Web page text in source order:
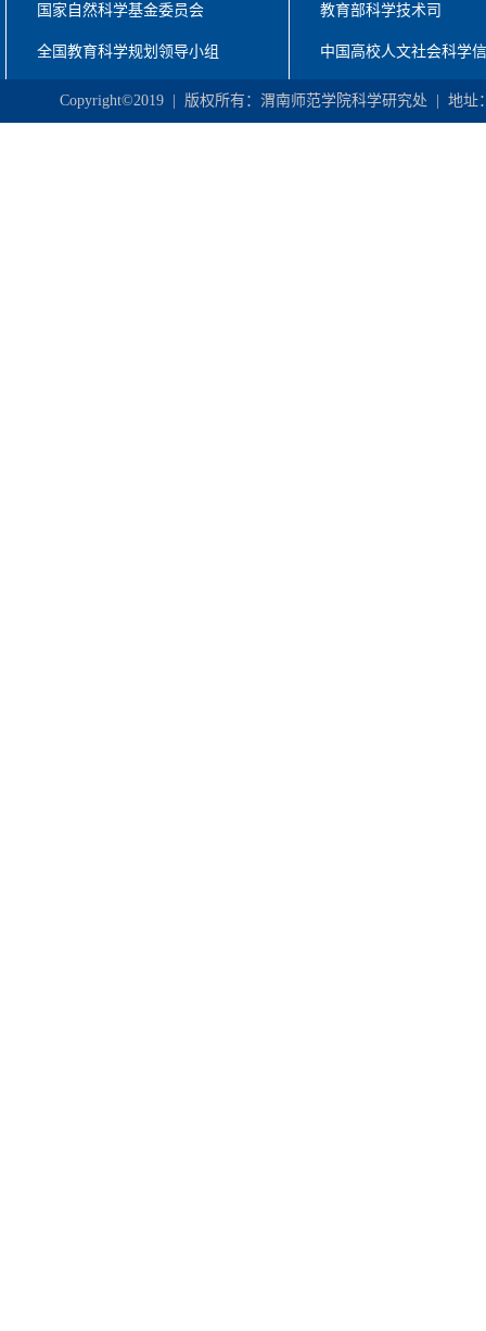
国家自然科学基金委员会
全国教育科学规划领导小组
教育部科学技术司
中国高校人文社会科学
Copyright©2019 | 版权所有：渭南师范学院科学研究处 | 地址